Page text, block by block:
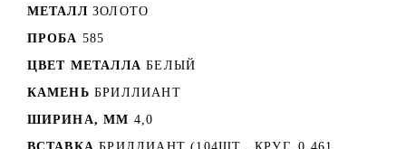
МЕТАЛЛ ЗОЛОТО
ПРОБА 585
ЦВЕТ МЕТАЛЛА БЕЛЫЙ
КАМЕНЬ БРИЛЛИАНТ
ШИРИНА, ММ 4,0